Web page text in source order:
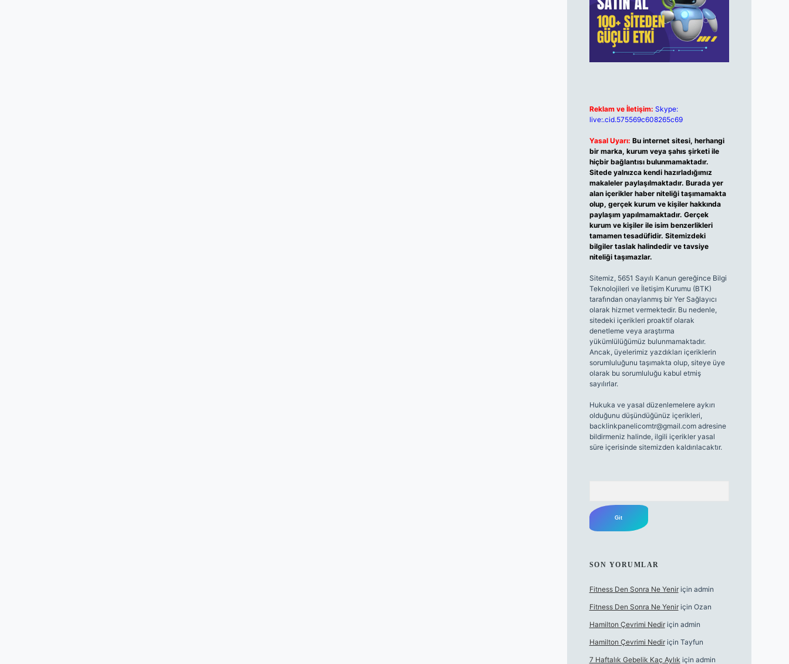
Reklam ve İletişim: Skype:
live:.cid.575569c608265c69
Yasal Uyarı: Bu internet sitesi, herhangi
bir marka, kurum veya şahıs şirketi ile
hiçbir bağlantısı bulunmamaktadır.
Sitede yalnızca kendi hazırladığımız
makaleler paylaşılmaktadır. Burada yer
alan içerikler haber niteliği taşımamakta
olup, gerçek kurum ve kişiler hakkında
paylaşım yapılmamaktadır. Gerçek
kurum ve kişiler ile isim benzerlikleri
tamamen tesadüfidir. Sitemizdeki
bilgiler taslak halindedir ve tavsiye
niteliği taşımazlar.
Sitemiz, 5651 Sayılı Kanun gereğince Bilgi
Teknolojileri ve İletişim Kurumu (BTK)
tarafından onaylanmış bir Yer Sağlayıcı
olarak hizmet vermektedir. Bu nedenle,
sitedeki içerikleri proaktif olarak
denetleme veya araştırma
yükümlülüğümüz bulunmamaktadır.
Ancak, üyelerimiz yazdıkları içeriklerin
sorumluluğunu taşımakta olup, siteye üye
olarak bu sorumluluğu kabul etmiş
sayılırlar.
Hukuka ve yasal düzenlemelere aykırı
olduğunu düşündüğünüz içerikleri,
backlinkpanelicomtr@gmail.comadresine
bildirmeniz halinde, ilgili içerikler yasal
süre içerisinde sitemizden kaldırılacaktır.
SON YORUMLAR
Fitness Den Sonra Ne Yeniriçin admin
Fitness Den Sonra Ne Yeniriçin Ozan
Hamilton Çevrimi Nediriçin admin
Hamilton Çevrimi Nediriçin Tayfun
7 Haftalık Gebelik Kaç Aylık için admin